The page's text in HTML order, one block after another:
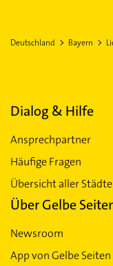
Deutschland Bayern
Dialog & Hilfe
Ansprechpartner
Häufige Fragen
Übersicht aller Städte
Über Gelbe
Newsroom
App von Gelbe Seiten